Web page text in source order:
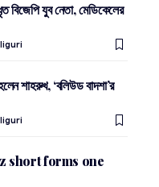
বিজেপি যুব নেতা, মেডিকেলের
শাহরুখ, ‘বলিউড বাদশা’র
short forms one